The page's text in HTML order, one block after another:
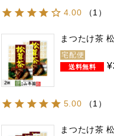
4.00
（1 ）
まつたけ茶
宅配便
¥
5.00
（1 ）
まつたけ茶